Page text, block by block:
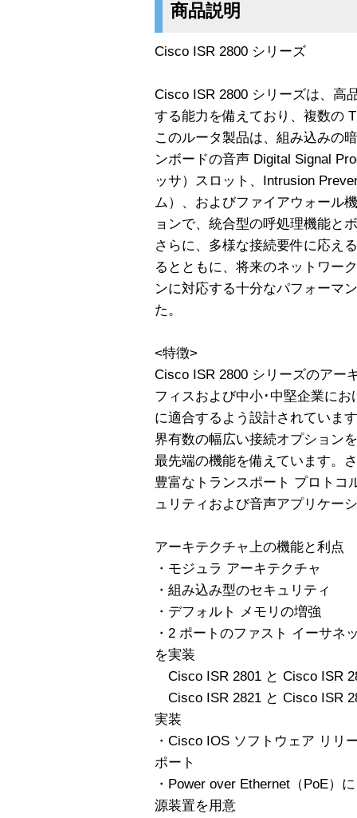
商品説明
Cisco ISR 2800 シリーズ
Cisco ISR 2800 シリーズは、高
する能力を備えており、複数の
このルータ製品は、組み込みの
ンボードの音声 Digital Signal
ッサ）スロット、Intrusion
ム）、およびファイアウォール
ョンで、統合型の呼処理機能と
さらに、多様な接続要件に応え
るとともに、将来のネットワー
ンに対応する十分なパフォーマ
た。
<特徴>
Cisco ISR 2800 シリーズのアー
フィスおよび中小･中堅企業に
に適合するよう設計されていま
界有数の幅広い接続オプション
最先端の機能を備えています。
豊富なトランスポート プロトコ
ュリティおよび音声アプリケー
アーキテクチャ上の機能と利点
・モジュラ アーキテクチャ
・組み込み型のセキュリティ
・デフォルト メモリの増強
・2 ポートのファスト イーサネ
を実装
Cisco ISR 2801 と Cisco ISR
Cisco ISR 2821 と Cisco ISR
実装
・Cisco IOS ソフトウェア リリ
ポート
・Power over Ethernet（PoE）
源装置を用意